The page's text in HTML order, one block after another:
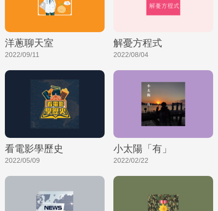
洋蔥聊天室
2022/09/11
解憂方程式
2022/08/04
看電影學歷史
2022/05/09
小太陽「有」
2022/02/22